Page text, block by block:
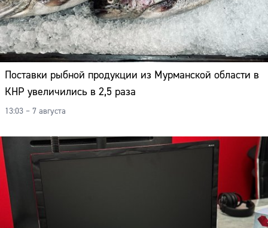
Поставки рыбной продукции из Мурманской области в
КНР увеличились в 2,5 раза
13:03 – 7 августа